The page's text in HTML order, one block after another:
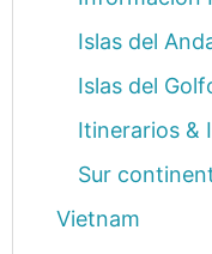
Islas del
Islas del
Itinerarios &
Sur
Vietnam